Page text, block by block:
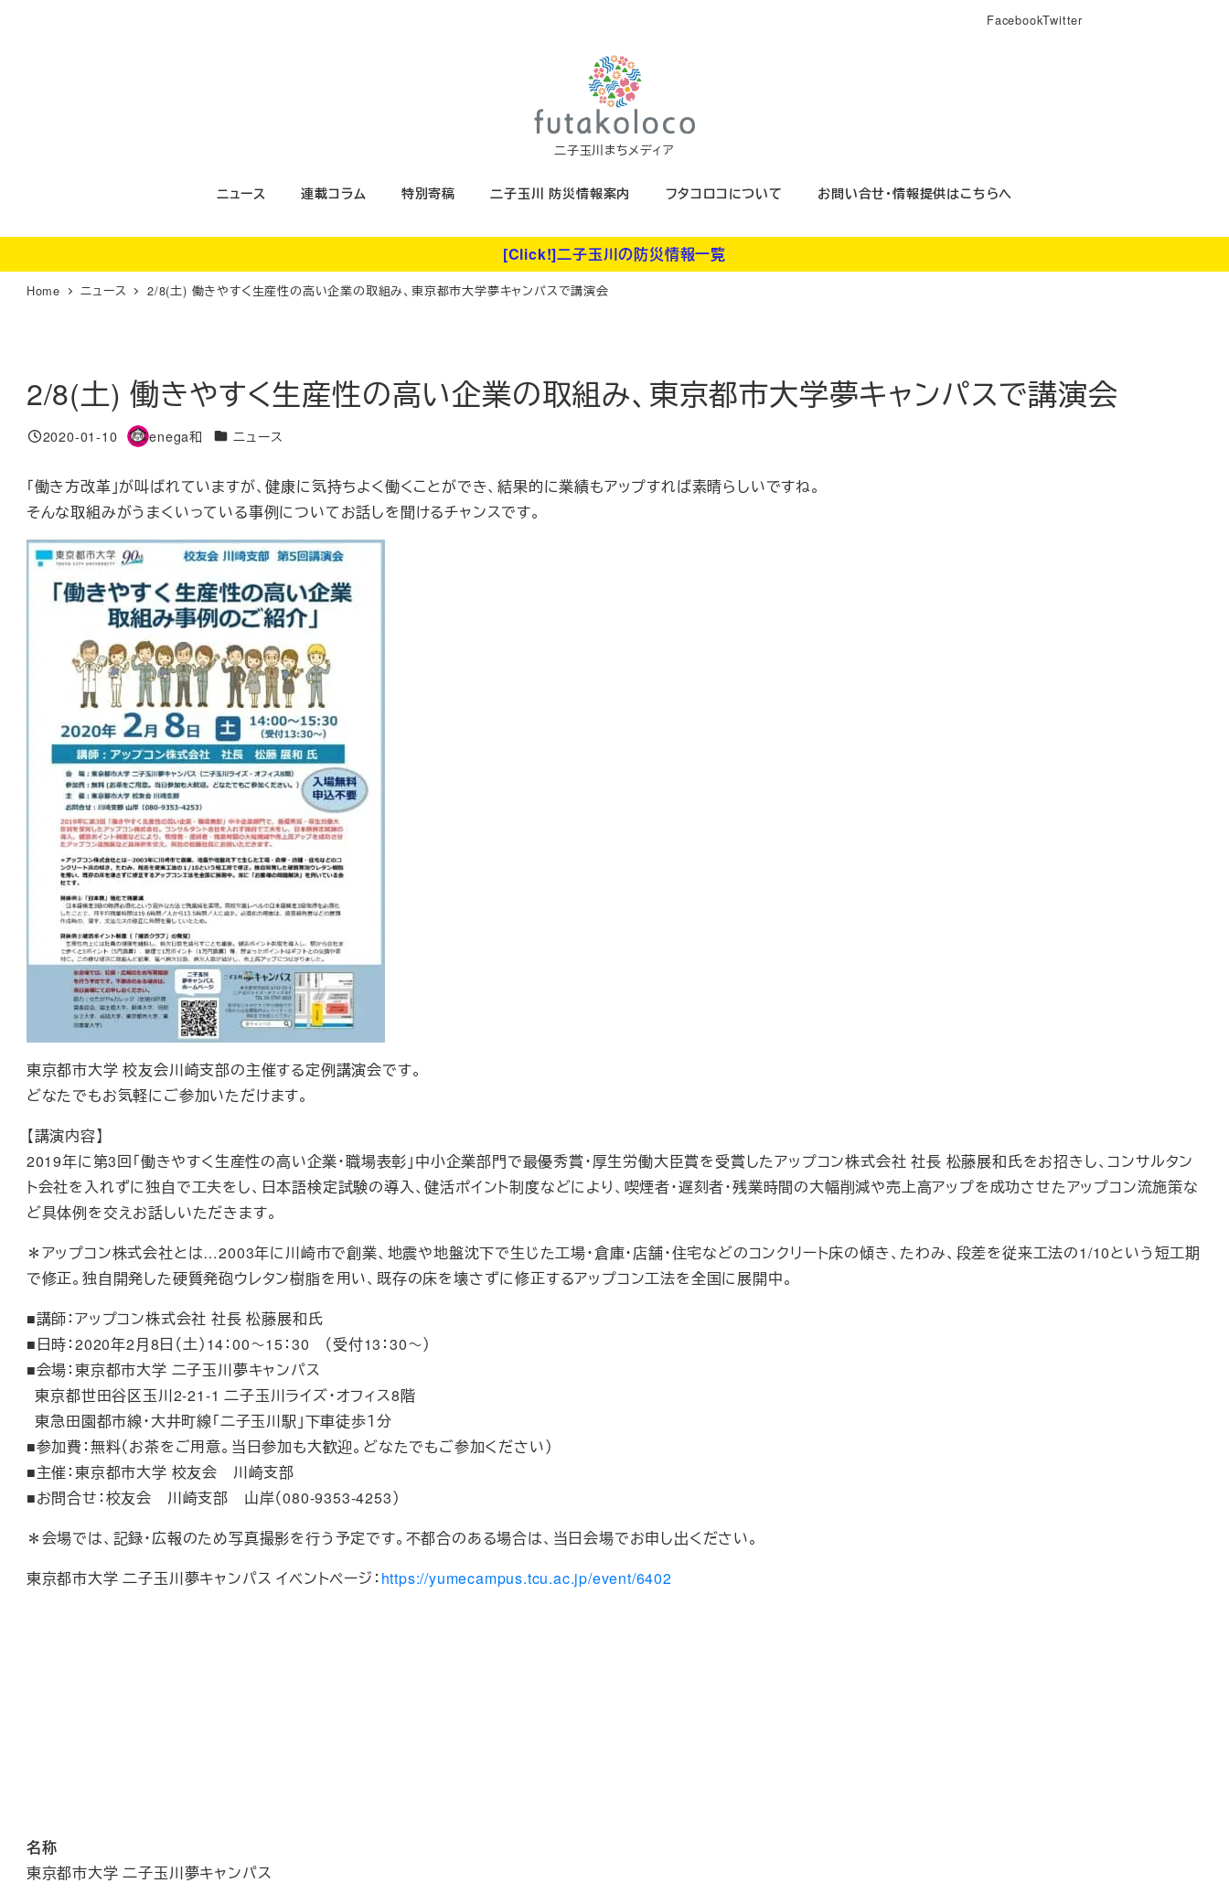
移
動
FacebookTwitter
二子玉川まちメディア
ニュース 連載コラム 特別寄稿 二子玉川 防災情報案内 フタコロコについて お問い合せ・情報提供はこちらへ
[Click!]二子玉川の防災情報一覧
Home ニュース 2/8(土) 働きやすく生産性の高い企業の取組み、東京都市大学夢キャンパスで講演会
2/8(土) 働きやすく生産性の高い企業の取組み、東京都市大学夢キャンパスで講演会
投稿日
2020-01-10
著
enega和 カテゴリー
ニュース
「働き方改革」が叫ばれていますが、健康に気持ちよく働くことができ、結果的に業績もアップすれば素晴らしいですね。
そんな取組みがうまくいっている事例についてお話しを聞けるチャンスです。
東京都市大学 校友会川崎支部の主催する定例講演会です。
どなたでもお気軽にご参加いただけます。
【講演内容】
2019年に第3回「働きやすく生産性の高い企業・職場表彰」中小企業部門で最優秀賞・厚生労働大臣賞を受賞したアップコン株式会社 社長 松藤展和氏をお招きし、コンサルタン
ト会社を入れずに独自で工夫をし、日本語検定試験の導入、健活ポイント制度などにより、喫煙者・遅刻者・残業時間の大幅削減や売上高アップを成功させたアップコン流施策な
ど具体例を交えお話しいただきます。
＊アップコン株式会社とは…2003年に川崎市で創業、地震や地盤沈下で生じた工場・倉庫・店舗・住宅などのコンクリート床の傾き、たわみ、段差を従来工法の1/10という短工期
で修正。独自開発した硬質発砲ウレタン樹脂を用い、既存の床を壊さずに修正するアップコン工法を全国に展開中。
■講師：アップコン株式会社 社長 松藤展和氏
■日時：2020年2月8日（土）14：00～15：30 （受付13：30～）
■会場：東京都市大学 二子玉川夢キャンパス
東京都世田谷区玉川2-21-1 二子玉川ライズ・オフィス8階
東急田園都市線・大井町線「二子玉川駅」下車徒歩１分
■参加費：無料（お茶をご用意。当日参加も大歓迎。どなたでもご参加ください）
■主催：東京都市大学 校友会 川崎支部
■お問合せ：校友会 川崎支部 山岸（080-9353-4253）
＊会場では、記録・広報のため写真撮影を行う予定です。不都合のある場合は、当日会場でお申し出ください。
東京都市大学 二子玉川夢キャンパス イベントページ： https://yumecampus.tcu.ac.jp/event/6402
名称
東京都市大学 二子玉川夢キャンパス